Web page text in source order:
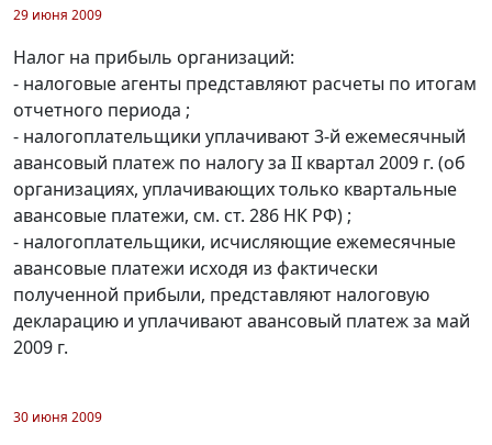
29 июня 2009
Налог на прибыль организаций:
- налоговые агенты представляют расчеты по итогам
отчетного периода ;
- налогоплательщики уплачивают 3-й ежемесячный
авансовый платеж по налогу за II квартал 2009 г. (об
организациях, уплачивающих только квартальные
авансовые платежи, см. ст. 286 НК РФ) ;
- налогоплательщики, исчисляющие ежемесячные
авансовые платежи исходя из фактически
полученной прибыли, представляют налоговую
декларацию и уплачивают авансовый платеж за май
2009 г.
30 июня 2009